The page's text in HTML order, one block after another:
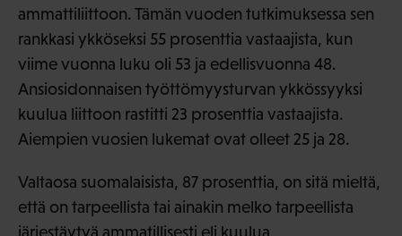
ammattiliittoon. Tämän vuoden tutkimuksessa sen
rankkasi ykköseksi 55 prosenttia vastaajista, kun
viime vuonna luku oli 53 ja edellisvuonna 48.
Ansiosidonnaisen työttömyysturvan ykkössyyksi
kuulua liittoon rastitti 23 prosenttia vastaajista.
Aiempien vuosien lukemat ovat olleet 25 ja 28.
Valtaosa suomalaisista, 87 prosenttia, on sitä mieltä,
että on tarpeellista tai ainakin melko tarpeellista
järjestäytyä ammatillisesti eli kuulua